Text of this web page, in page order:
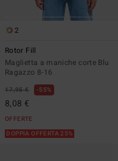
2
Rotor Fill
Maglietta a maniche corte Blu
Ragazzo 8-16
17,95 € 55%
8,08 €
OFFERTE
DOPPIA OFFERTA 25%